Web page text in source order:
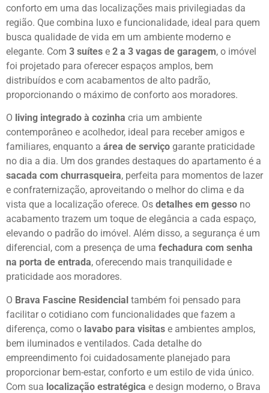
conforto em uma das localizações mais privilegiadas da
região. Que combina luxo e funcionalidade, ideal para quem
busca qualidade de vida em um ambiente moderno e
elegante. Com 3 suítes e 2 a 3 vagas de garagem, o imóvel
foi projetado para oferecer espaços amplos, bem
distribuídos e com acabamentos de alto padrão,
proporcionando o máximo de conforto aos moradores.
O living integrado à cozinha cria um ambiente
contemporâneo e acolhedor, ideal para receber amigos e
familiares, enquanto a área de serviço garante praticidade
no dia a dia. Um dos grandes destaques do apartamento é a
sacada com churrasqueira, perfeita para momentos de lazer
e confraternização, aproveitando o melhor do clima e da
vista que a localização oferece. Os detalhes em gesso no
acabamento trazem um toque de elegância a cada espaço,
elevando o padrão do imóvel. Além disso, a segurança é um
diferencial, com a presença de uma fechadura com senha
na porta de entrada, oferecendo mais tranquilidade e
praticidade aos moradores.
O Brava Fascine Residencial também foi pensado para
facilitar o cotidiano com funcionalidades que fazem a
diferença, como o lavabo para visitas e ambientes amplos,
bem iluminados e ventilados. Cada detalhe do
empreendimento foi cuidadosamente planejado para
proporcionar bem-estar, conforto e um estilo de vida único.
Com sua localização estratégica e design moderno, o Brava